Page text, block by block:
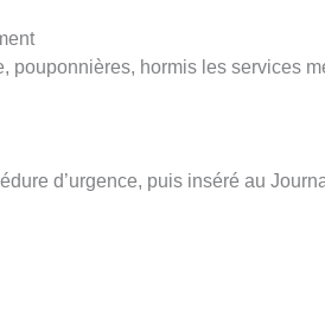
pouponnières, hormis les services
d’urgence, puis inséré au